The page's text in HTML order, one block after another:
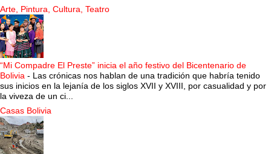
Arte, Pintura, Cultura, Teatro
“Mi Compadre El Preste” inicia el año festivo del Bicentenario de
Bolivia - Las crónicas nos hablan de una tradición que habría tenido
sus inicios en la lejanía de los siglos XVII y XVIII, por casualidad y por
la viveza de un ci...
Casas Bolivia